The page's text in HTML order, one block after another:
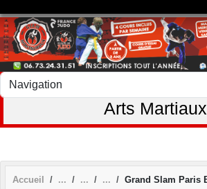
Arts Martiaux
Accueil Grand Slam Paris